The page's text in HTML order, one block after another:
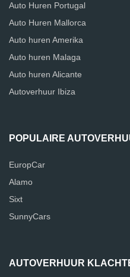
Auto Huren Portugal
Auto Huren Mallorca
Auto huren Amerika
Auto huren Malaga
Auto huren Alicante
Autoverhuur Ibiza
POPULAIRE
EuropCar
Alamo
Sixt
SunnyCars
AUTOVERHUUR